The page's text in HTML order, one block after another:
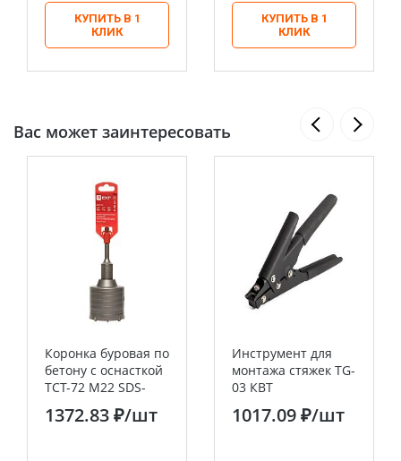
КУПИТЬ В 1
КЛИК
КУПИТЬ В 1
КЛИК
Вас может заинтересовать
Коронка буровая по
бетону с оснасткой
TCT-72 М22 SDS-
plus EKF Master
1372.83 ₽/шт
Инструмент для
монтажа стяжек TG-
03 КВТ
1017.09 ₽/шт